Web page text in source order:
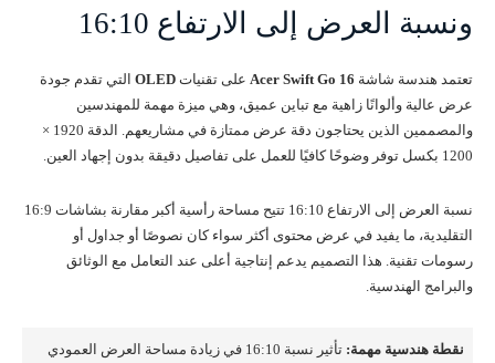
ونسبة العرض إلى الارتفاع 16:10
تعتمد هندسة شاشة Acer Swift Go 16 على تقنيات OLED التي تقدم جودة
عرض عالية وألوانًا زاهية مع تباين عميق، وهي ميزة مهمة للمهندسين
والمصممين الذين يحتاجون دقة عرض ممتازة في مشاريعهم. الدقة 1920 ×
1200 بكسل توفر وضوحًا كافيًا للعمل على تفاصيل دقيقة بدون إجهاد العين.
نسبة العرض إلى الارتفاع 16:10 تتيح مساحة رأسية أكبر مقارنة بشاشات 16:9
التقليدية، ما يفيد في عرض محتوى أكثر سواء كان نصوصًا أو جداول أو
رسومات تقنية. هذا التصميم يدعم إنتاجية أعلى عند التعامل مع الوثائق
والبرامج الهندسية.
نقطة هندسية مهمة:
تأثير نسبة 16:10 في زيادة مساحة العرض العمودي